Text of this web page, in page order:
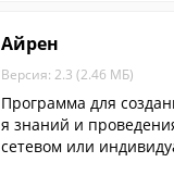
Айрен
Версия: 2.3 (2.46 МБ)
Программа для
я знаний и
сетевом или